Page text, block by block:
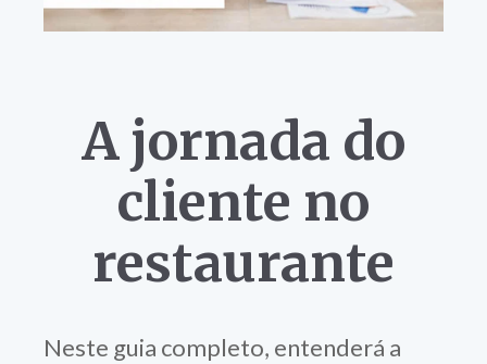
A jornada do
cliente no
restaurante
Neste guia completo, entenderá a